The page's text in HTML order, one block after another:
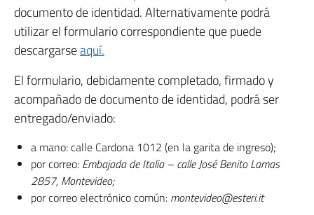
documento de identidad. Alternativamente podrá
utilizar el formulario correspondiente que puede
descargarseaquí.
El formulario, debidamente completado, firmado y
acompañado de documento de identidad, podrá ser
entregado/enviado:
a mano: calle Cardona 1012 (en la garita de ingreso);
por correo: Embajada de Italia – calle José Benito Lamas
2857, Montevideo;
por correo electrónico común: montevideo@esteri.it